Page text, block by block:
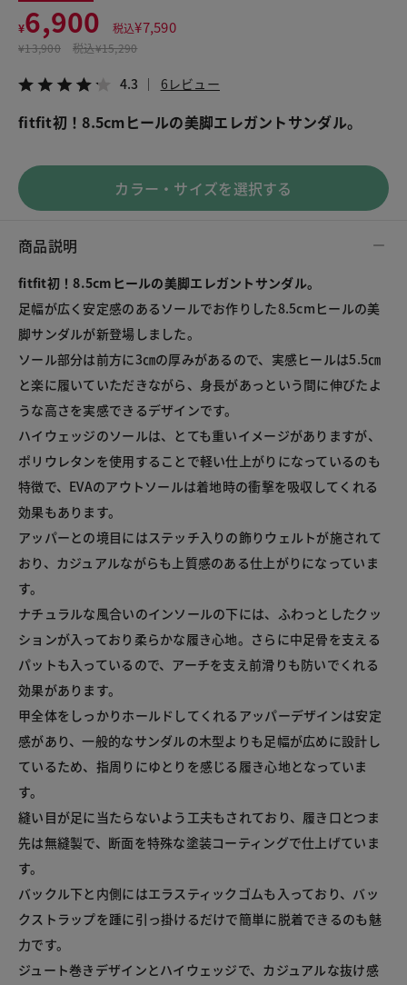
¥6,900 税込¥7,590
¥13,900 税込¥15,290
4.3 6レビュー
fitfit初！8.5cmヒールの美脚エレガントサンダル。
カラー・サイズを選択する
商品説明
fitfit初！8.5cmヒールの美脚エレガントサンダル。
足幅が広く安定感のあるソールでお作りした8.5cmヒールの美
脚サンダルが新登場しました。
ソール部分は前方に3㎝の厚みがあるので、実感ヒールは5.5㎝
と楽に履いていただきながら、身長があっという間に伸びたよ
うな高さを実感できるデザインです。
ハイウェッジのソールは、とても重いイメージがありますが、
ポリウレタンを使用することで軽い仕上がりになっているのも
特徴で、EVAのアウトソールは着地時の衝撃を吸収してくれる
効果もあります。
アッパーとの境目にはステッチ入りの飾りウェルトが施されて
おり、カジュアルながらも上質感のある仕上がりになっていま
す。
ナチュラルな風合いのインソールの下には、ふわっとしたクッ
ションが入っており柔らかな履き心地。さらに中足骨を支える
パットも入っているので、アーチを支え前滑りも防いでくれる
効果があります。
甲全体をしっかりホールドしてくれるアッパーデザインは安定
感があり、一般的なサンダルの木型よりも足幅が広めに設計し
ているため、指周りにゆとりを感じる履き心地となっていま
す。
縫い目が足に当たらないよう工夫もされており、履き口とつま
先は無縫製で、断面を特殊な塗装コーティングで仕上げていま
す。
バックル下と内側にはエラスティックゴムも入っており、バッ
クストラップを踵に引っ掛けるだけで簡単に脱着できるのも魅
力です。
ジュート巻きデザインとハイウェッジで、カジュアルな抜け感
¥6,900
税込¥7,590